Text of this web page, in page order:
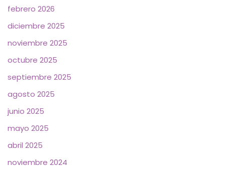
febrero 2026
diciembre 2025
noviembre 2025
octubre 2025
septiembre 2025
agosto 2025
junio 2025
mayo 2025
abril 2025
noviembre 2024